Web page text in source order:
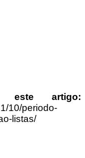
este artigo:
10/periodo-
listas/